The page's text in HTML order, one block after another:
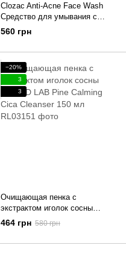
Clozac Anti-Acne Face Wash
Средство для умывания с
салициловой кислотой Клозак
560 грн
−20%
3
3
Очищающая пенка с
экстрактом иголок сосны
ROUND LAB Pine Calming Cica
Cleanser 150 мл
464 грн 580 грн